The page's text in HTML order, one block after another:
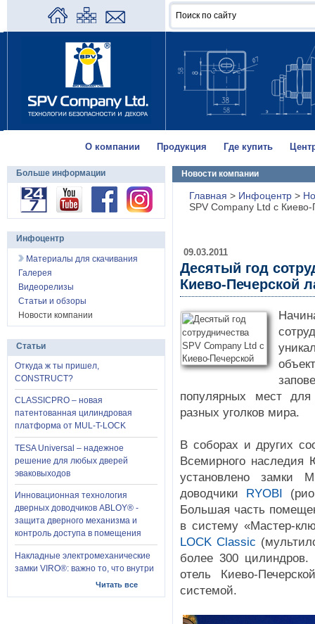
О компании Продукция Где купить
Новости компании
Главная > Инфоцентр >
SPV Company Ltd с
09.03.2011
Десятый год
Киево-Печерской
популярных мест
разных уголков мира.
В соборах и других
Всемирного
установлено замки
доводчики RYOBI
Большая часть
в систему «Мастер-
LOCK Classic
более 300 цилиндров.
отель Киево-
системой.
Больше информации
Инфоцентр
Материалы для скачивания
Галерея
Видеорелизы
Статьи и обзоры
Новости компании
Статьи
Откуда ж ты пришел,
CONSTRUCT?
CLASSICPRO – новая
патентованная цилиндровая
платформа от MUL-T-LOCK
TESA Universal – надежное
решение для любых дверей
эваковыходов
Инновационная технология
дверных доводчиков ABLOY® -
защита дверного механизма и
контроль доступа в помещения
Накладные электромеханические
замки VIRO®: важно то, что внутри
Читать все